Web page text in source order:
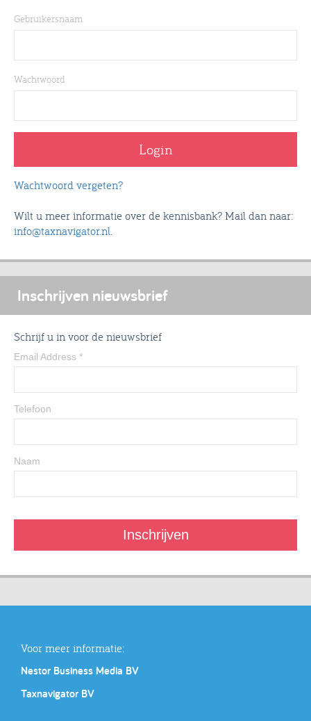
Gebruikersnaam
Wachtwoord
Wachtwoord vergeten?
Wilt u meer informatie over de kennisbank? Mail dan naar:
info@taxnavigator.nl
Inschrijven nieuwsbrief
Schrijf u in voor de nieuwsbrief
Email Address *
Telefoon
Naam
Voor meer informatie:
Nestor Business Media BV
Taxnavigator BV